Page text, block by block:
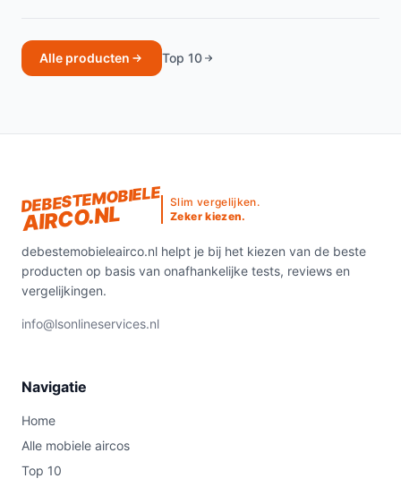
Alle producten Top 10
DEBESTEMOBIELE
AIRCO.NL
Slim vergelijken.
Zeker kiezen.
debestemobieleairco.nl helpt je bij het kiezen van de beste
producten op basis van onafhankelijke tests, reviews en
vergelijkingen.
info@lsonlineservices.nl
Navigatie
Home
Alle mobiele aircos
Top 10